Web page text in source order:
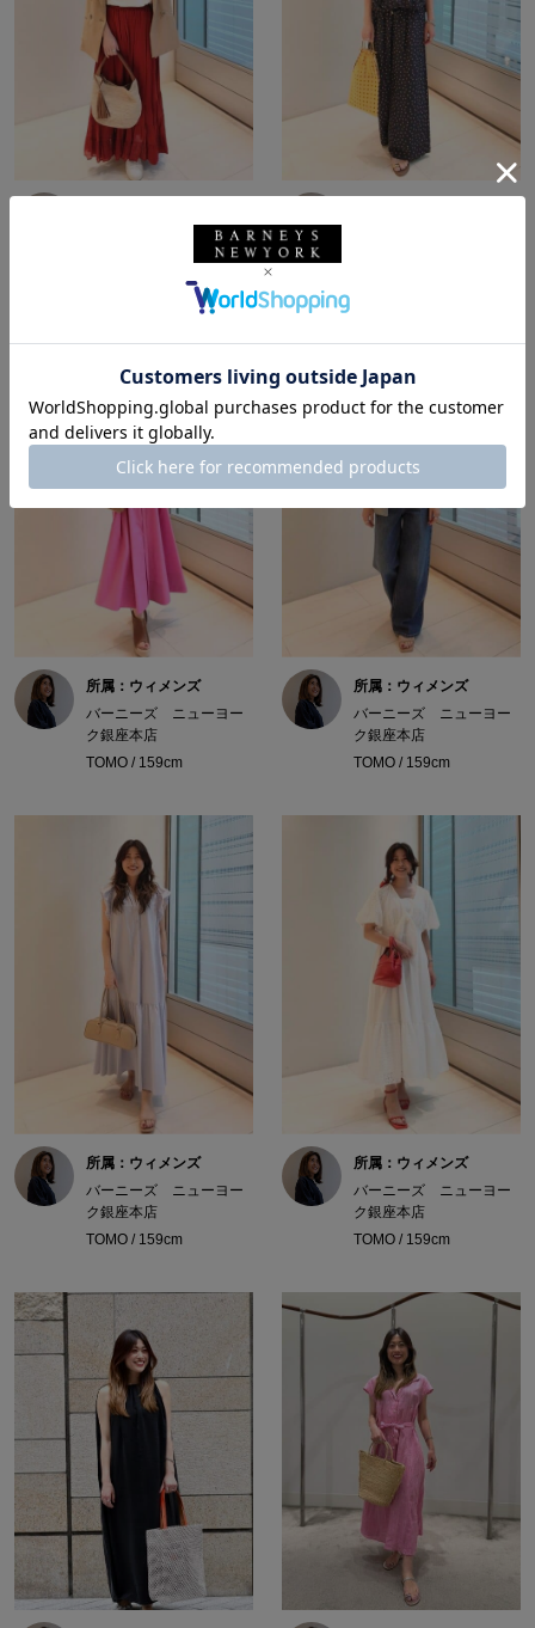
バーニーズ ニューヨー
所属：ウィメンズ
バーニーズ ニューヨー
ク銀座本店
TOMO / 159cm
所属：ウィメンズ
バーニーズ ニューヨー
ク銀座本店
TOMO / 159cm
所属：ウィメンズ
バーニーズ ニューヨー
ク銀座本店
TOMO / 159cm
所属：ウィメンズ
バーニーズ ニューヨー
ク銀座本店
TOMO / 159cm